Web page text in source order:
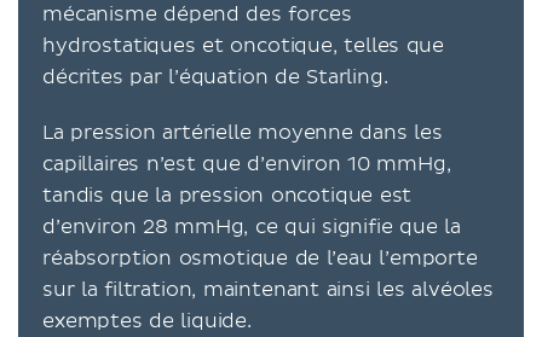
mécanisme dépend des forces
hydrostatiques et oncotique, telles que
décrites par l’équation de Starling.
La pression artérielle moyenne dans les
capillaires n’est que d’environ 10 mmHg,
tandis que la pression oncotique est
d’environ 28 mmHg, ce qui signifie que la
réabsorption osmotique de l’eau l’emporte
sur la filtration, maintenant ainsi les alvéoles
exemptes de liquide.